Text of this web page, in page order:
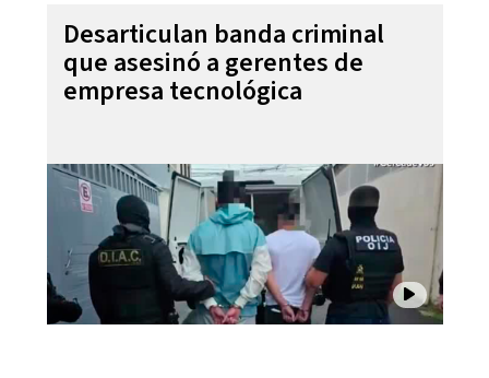
Desarticulan banda criminal
que asesinó a gerentes de
empresa tecnológica